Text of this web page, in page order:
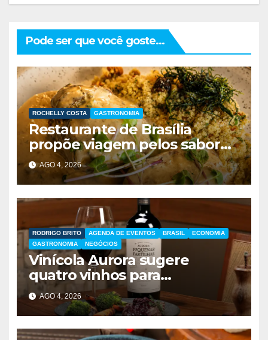
Pode ser que você goste...
ROCHELLY COSTA GASTRONOMIA
Restaurante de Brasília
propõe viagem pelos sabores
do Brasil durante festival
gastronômico
AGO 4, 2026
RODRIGO BRITO AGENDA DE EVENTOS BRASIL
ECONOMIA
GASTRONOMIA
NEGÓCIOS
Vinícola Aurora sugere
quatro vinhos para
presentear no Dia dos Pais
AGO 4, 2026